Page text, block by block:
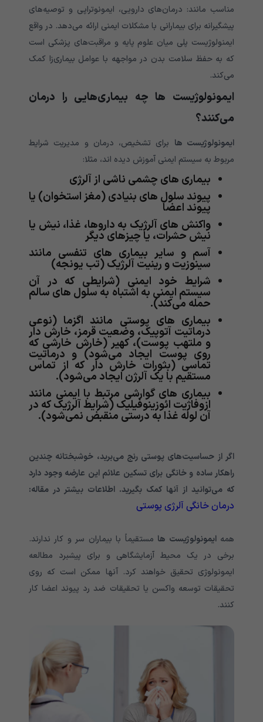
مناسب مانند: درمان‌های دارویی، ایمونوتراپی و توصیه‌های
پیشگیرانه برای بیمارانی با مشکلات ایمنی ارائه می‌دهد. در واقع
ایمنولوژیست پلی میان علوم پایه و مراقبت‌های پزشکی است
که به حفظ سلامت بدن در مواجهه با عوامل بیماری‌زا کمک
می‌کند.
ایمونولوژیست ها چه بیماری‌هایی را درمان
می‌‌‌‌‌‌‌‌‌‌‌‌‌کنند؟
ایمونولوژیست ها برای تشخیص، درمان و مدیریت شرایط
مربوط به سیستم ایمنی آموزش دیده اند، مثلا:
بیماری های چشمی‌‌‌‌‌‌‌‌‌‌‌‌‌ ناشی از آلرژی
پیوند سلول های بنیادی (مغز استخوان) یا
پیوند اعضا
واکنش های آلرژیک به داروها، غذا، نیش یا
نیش حشرات، یا چیزهای دیگر
آسم و سایر بیماری های تنفسی مانند
سینوزیت و رینیت آلرژیک (تب یونجه)
شرایط خود ایمنی (شرایطی که در آن
سیستم ایمنی به اشتباه به سلول های سالم
حمله می‌‌‌‌‌‌‌‌‌‌‌‌‌کند).
بیماری های پوستی مانند اگزما (نوعی
درماتیت آتوپیک، وضعیت قرمز، خارش دار
و ملتهب پوست)، کهیر (خارش خارشی که
روی پوست ایجاد می‌‌‌‌‌‌‌‌‌‌‌‌‌شود) و درماتیت
تماسی (بثورات خارش دار که از تماس
مستقیم با یک آلرژن ایجاد می‌‌‌‌‌‌‌‌‌‌‌‌‌شود).
بیماری های گوارشی مرتبط با ایمنی مانند
ازوفاژیت ائوزینوفیلیک (شرایط آلرژیک که در
آن لوله غذا به درستی منقبض نمی‌‌‌‌‌‌‌‌‌‌‌‌‌شود).
اگر از حساسیت‌های پوستی رنج می‌برید، خوشبختانه چندین
راهکار ساده و خانگی برای تسکین علائم این عارضه وجود دارد
که می‌توانید از آنها کمک بگیرید. اطلاعات بیشتر در مقاله:
درمان خانگی آلرژی پوستی
همهایمونولوژیست ها مستقیماً با بیماران سر و کار ندارند.
برخی در یک محیط آزمایشگاهی و برای پیشبرد مطالعه
ایمونولوژی تحقیق خواهند کرد. آنها ممکن است که روی
تحقیقات توسعه واکسن یا تحقیقات ضد رد پیوند اعضا کار
کنند.